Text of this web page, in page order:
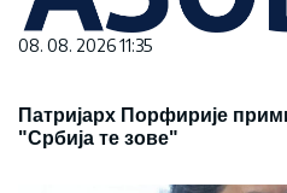
08. 08. 2026 11:35
Патријарх Порфирије
"Србија те зове"